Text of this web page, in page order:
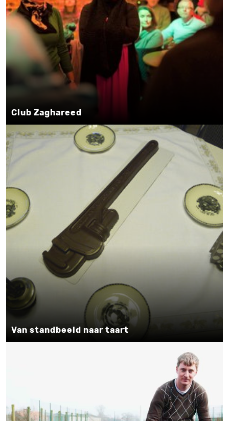
Club Zaghareed
Van standbeeld naar taart